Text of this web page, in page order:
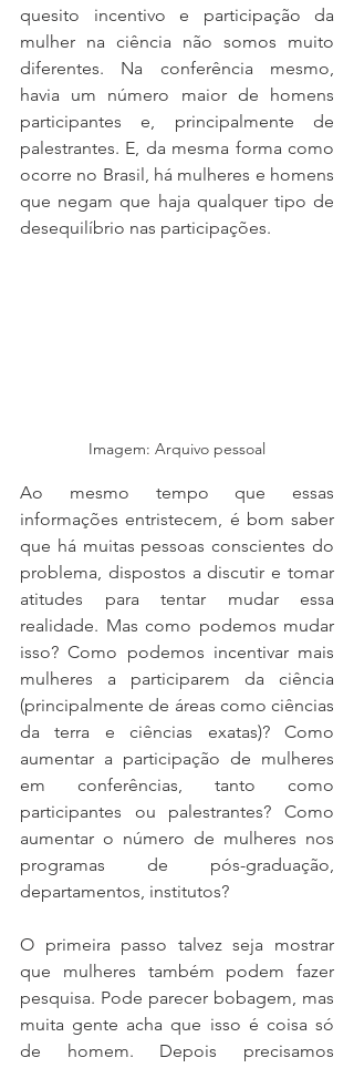
quesito incentivo e participação da
mulher na ciência não somos muito
diferentes. Na conferência mesmo,
havia um número maior de homens
participantes e, principalmente de
palestrantes. E, da mesma forma como
ocorre no Brasil, há mulheres e homens
que negam que haja qualquer tipo de
desequilíbrio nas participações.
Imagem: Arquivo pessoal
Ao mesmo tempo que essas
informações entristecem, é bom saber
que há muitas pessoas conscientes do
problema, dispostos a discutir e tomar
atitudes para tentar mudar essa
realidade. Mas como podemos mudar
isso? Como podemos incentivar mais
mulheres a participarem da ciência
(principalmente de áreas como ciências
da terra e ciências exatas)? Como
aumentar a participação de mulheres
em conferências, tanto como
participantes ou palestrantes? Como
aumentar o número de mulheres nos
programas de pós-graduação,
departamentos, institutos?
O primeira passo talvez seja mostrar
que mulheres também podem fazer
pesquisa. Pode parecer bobagem, mas
muita gente acha que isso é coisa só
de homem. Depois precisamos